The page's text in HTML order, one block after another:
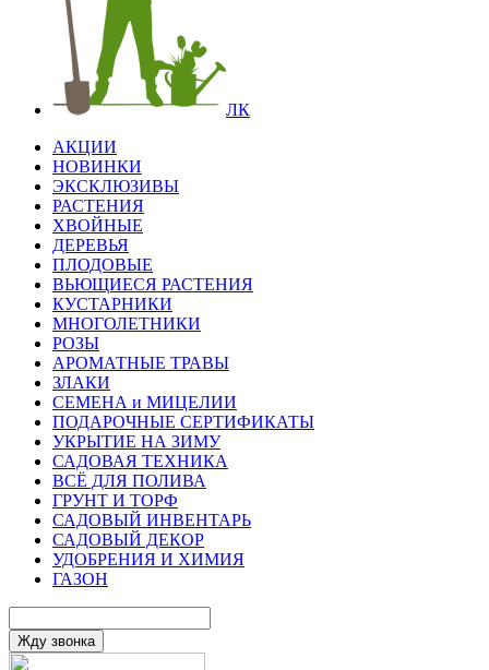
ЛК
АКЦИИ
НОВИНКИ
ЭКСКЛЮЗИВЫ
РАСТЕНИЯ
ХВОЙНЫЕ
ДЕРЕВЬЯ
ПЛОДОВЫЕ
ВЬЮЩИЕСЯ РАСТЕНИЯ
КУСТАРНИКИ
МНОГОЛЕТНИКИ
РОЗЫ
АРОМАТНЫЕ ТРАВЫ
ЗЛАКИ
СЕМЕНА и МИЦЕЛИИ
ПОДАРОЧНЫЕ СЕРТИФИКАТЫ
УКРЫТИЕ НА ЗИМУ
САДОВАЯ ТЕХНИКА
ВСЁ ДЛЯ ПОЛИВА
ГРУНТ И ТОРФ
САДОВЫЙ ИНВЕНТАРЬ
САДОВЫЙ ДЕКОР
УДОБРЕНИЯ И ХИМИЯ
ГАЗОН